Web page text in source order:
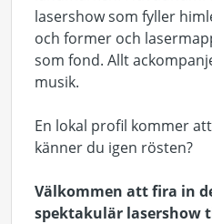
lasershow som fyller
och former och
som fond. Allt
musik.
En lokal profil kommer
känner du igen rösten?
Välkommen att fira in
spektakulär lasershow